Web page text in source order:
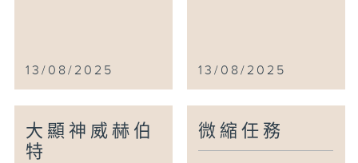
13/08/2025 13/08/2025
大顯神威赫伯
特
微縮任務